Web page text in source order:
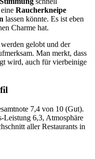
Raucherkneipe
lassen könnte. Es ist eben
Charme hat.
werden gelobt und der
Man merkt, dass
wird, auch für vierbeinige
7,4 von 10 (Gut).
Leistung 6,3, Atmosphäre
aller Restaurants in